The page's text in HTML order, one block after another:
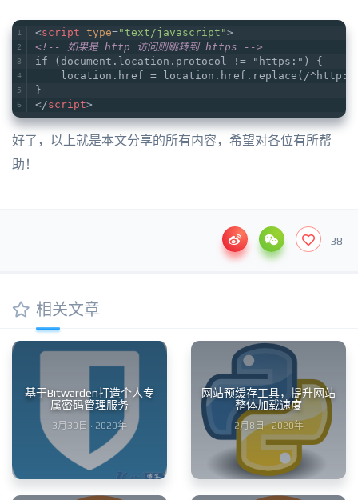
<script type="text/javascript">
<!-- 如果是 http 访问则跳转到 https -->
if (document.location.protocol != "https:") {
location.href = location.href.replace(/
}
</script>
好了，以上就是本文分享的所有内容，希望对各位有所帮
助！
38
相关文章
基于Bitwarden打造个人专
属密码管理服务
3月30日 · 2020年
网站预缓存工具，提升网站
整体加载速度
2月8日 · 2020年